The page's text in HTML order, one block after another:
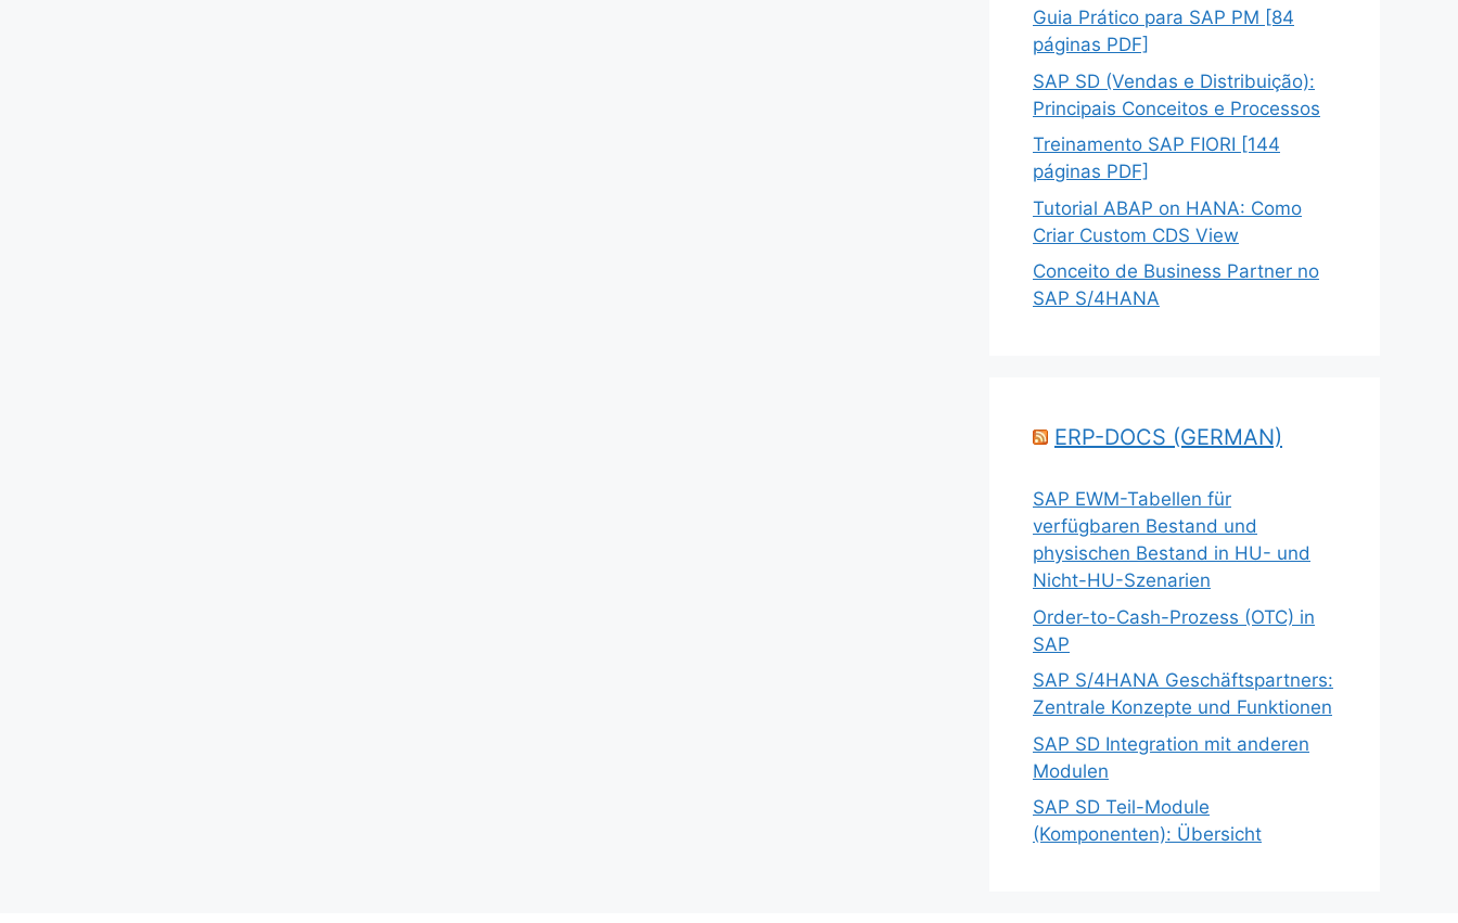
Guia Prático para SAP PM [84
páginas PDF]
SAP SD (Vendas e Distribuição):
Principais Conceitos e Processos
Treinamento SAP FIORI [144
páginas PDF]
Tutorial ABAP on HANA: Como
Criar Custom CDS View
Conceito de Business Partner no
SAP S/4HANA
ERP-DOCS (GERMAN)
SAP EWM-Tabellen für
verfügbaren Bestand und
physischen Bestand in HU- und
Nicht-HU-Szenarien
Order-to-Cash-Prozess (OTC) in
SAP
SAP S/4HANA Geschäftspartners:
Zentrale Konzepte und Funktionen
SAP SD Integration mit anderen
Modulen
SAP SD Teil-Module
(Komponenten): Übersicht